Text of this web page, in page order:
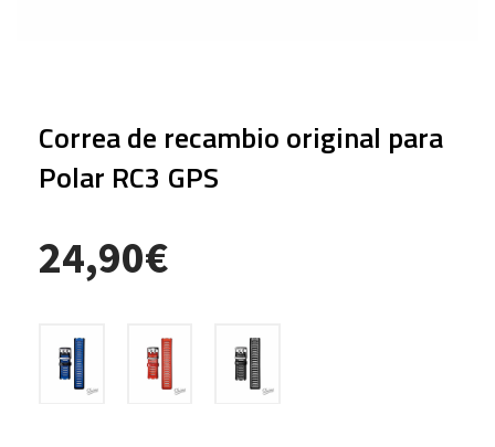
Correa de recambio original para
Polar RC3 GPS
24,90€